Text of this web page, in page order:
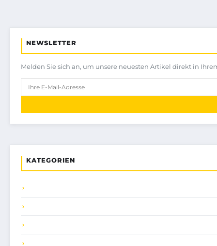
NEWSLETTER
Melden Sie sich an, um unsere neuesten Artikel direkt in
KATEGORIEN